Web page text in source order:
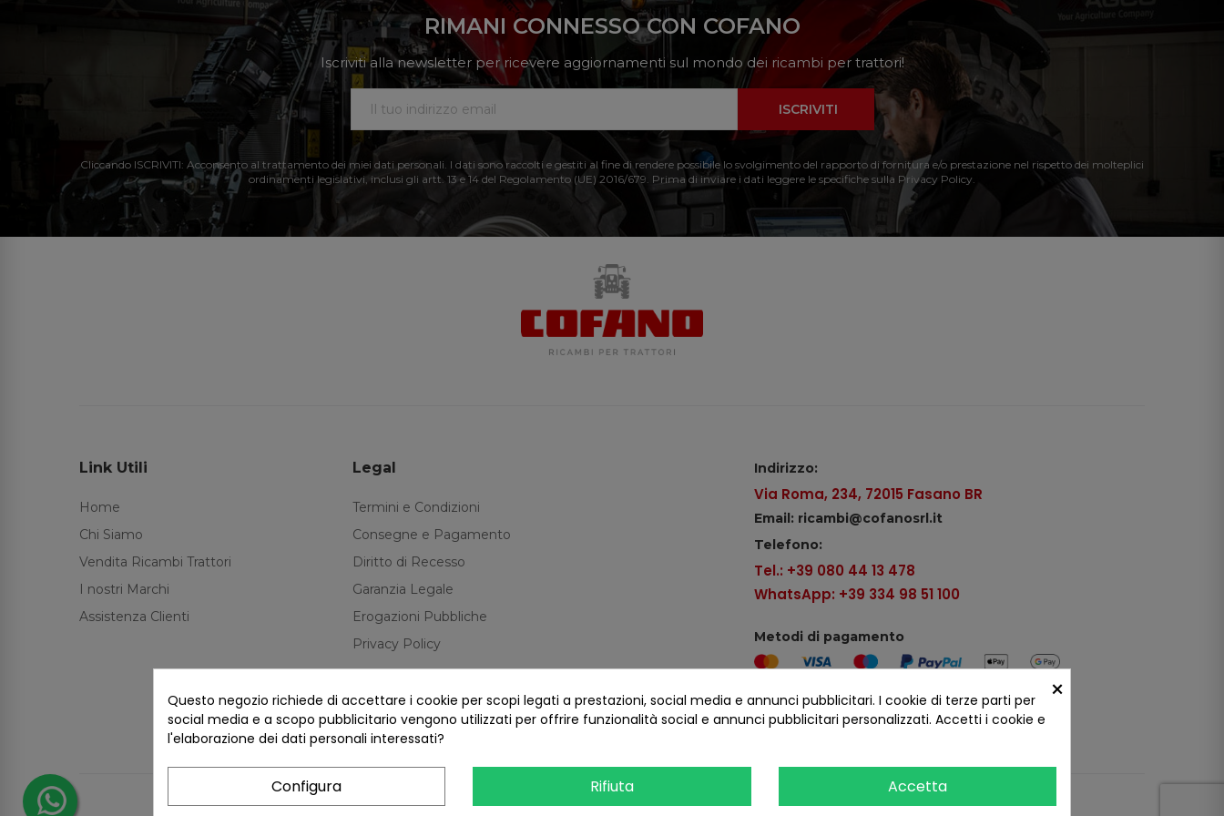
RIMANI CONNESSO CON COFANO
Iscriviti alla newsletter per ricevere aggiornamenti sul mondo dei ricambi per trattori!
ISCRIVITI
Cliccando ISCRIVITI: Acconsento al trattamento dei miei dati personali. I dati sono raccolti e gestiti al fine di rendere possibile lo svolgimento del rapporto di fornitura e/o prestazione nel rispetto dei molteplici
ordinamenti legislativi, inclusi gli artt. 13 e 14 del Regolamento (UE) 2016/679. Prima di inviare i dati leggere le specifiche sulla Privacy Policy.
Link Utili
Home
Chi Siamo
Vendita Ricambi Trattori
I nostri Marchi
Assistenza Clienti
Legal
Termini e Condizioni
Consegne e Pagamento
Diritto di Recesso
Garanzia Legale
Erogazioni Pubbliche
Privacy Policy
Indirizzo:
Via Roma, 234, 72015 Fasano BR
Email: ricambi@cofanosrl.it
Telefono:
Tel.: +39 080 44 13 478
WhatsApp: +39 334 98 51 100
Metodi di pagamento
Seguici sui social
COFANO S.R.L. - P.IVA 01254650748 - TUTTI I DIRITTI RISERVATI
×
Questo negozio richiede di accettare i cookie per scopi legati a prestazioni, social media e annunci pubblicitari. I cookie di terze parti per
social media e a scopo pubblicitario vengono utilizzati per offrire funzionalità social e annunci pubblicitari personalizzati. Accetti i cookie e
l'elaborazione dei dati personali interessati?
Configura Rifiuta Accetta